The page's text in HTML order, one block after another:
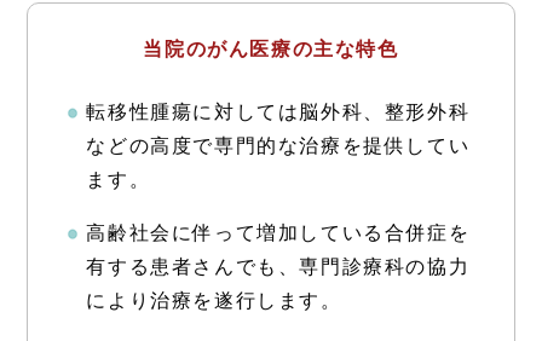
当院のがん医療の主な特色
転移性腫瘍に対しては脳外科、整形外科
などの高度で専門的な治療を提供してい
ます。
高齢社会に伴って増加している合併症を
有する患者さんでも、専門診療科の協力
により治療を遂行します。